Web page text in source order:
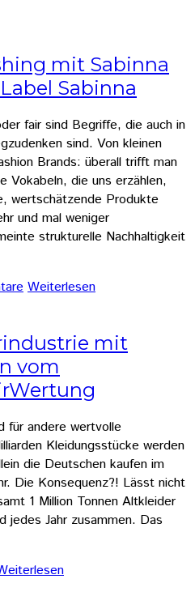
mit Sabinna
Sabinna
fair sind Begriffe, die auch in
sind. Von kleinen
Brands: überall trifft man
Vokabeln, die uns erzählen,
wertschätzende Produkte
und mal weniger
strukturelle Nachhaltigkeit
Weiterlesen
mit
vom
für andere wertvolle
Kleidungsstücke werden
die Deutschen kaufen im
Die Konsequenz?! Lässt nicht
1 Million Tonnen Altkleider
jedes Jahr zusammen. Das